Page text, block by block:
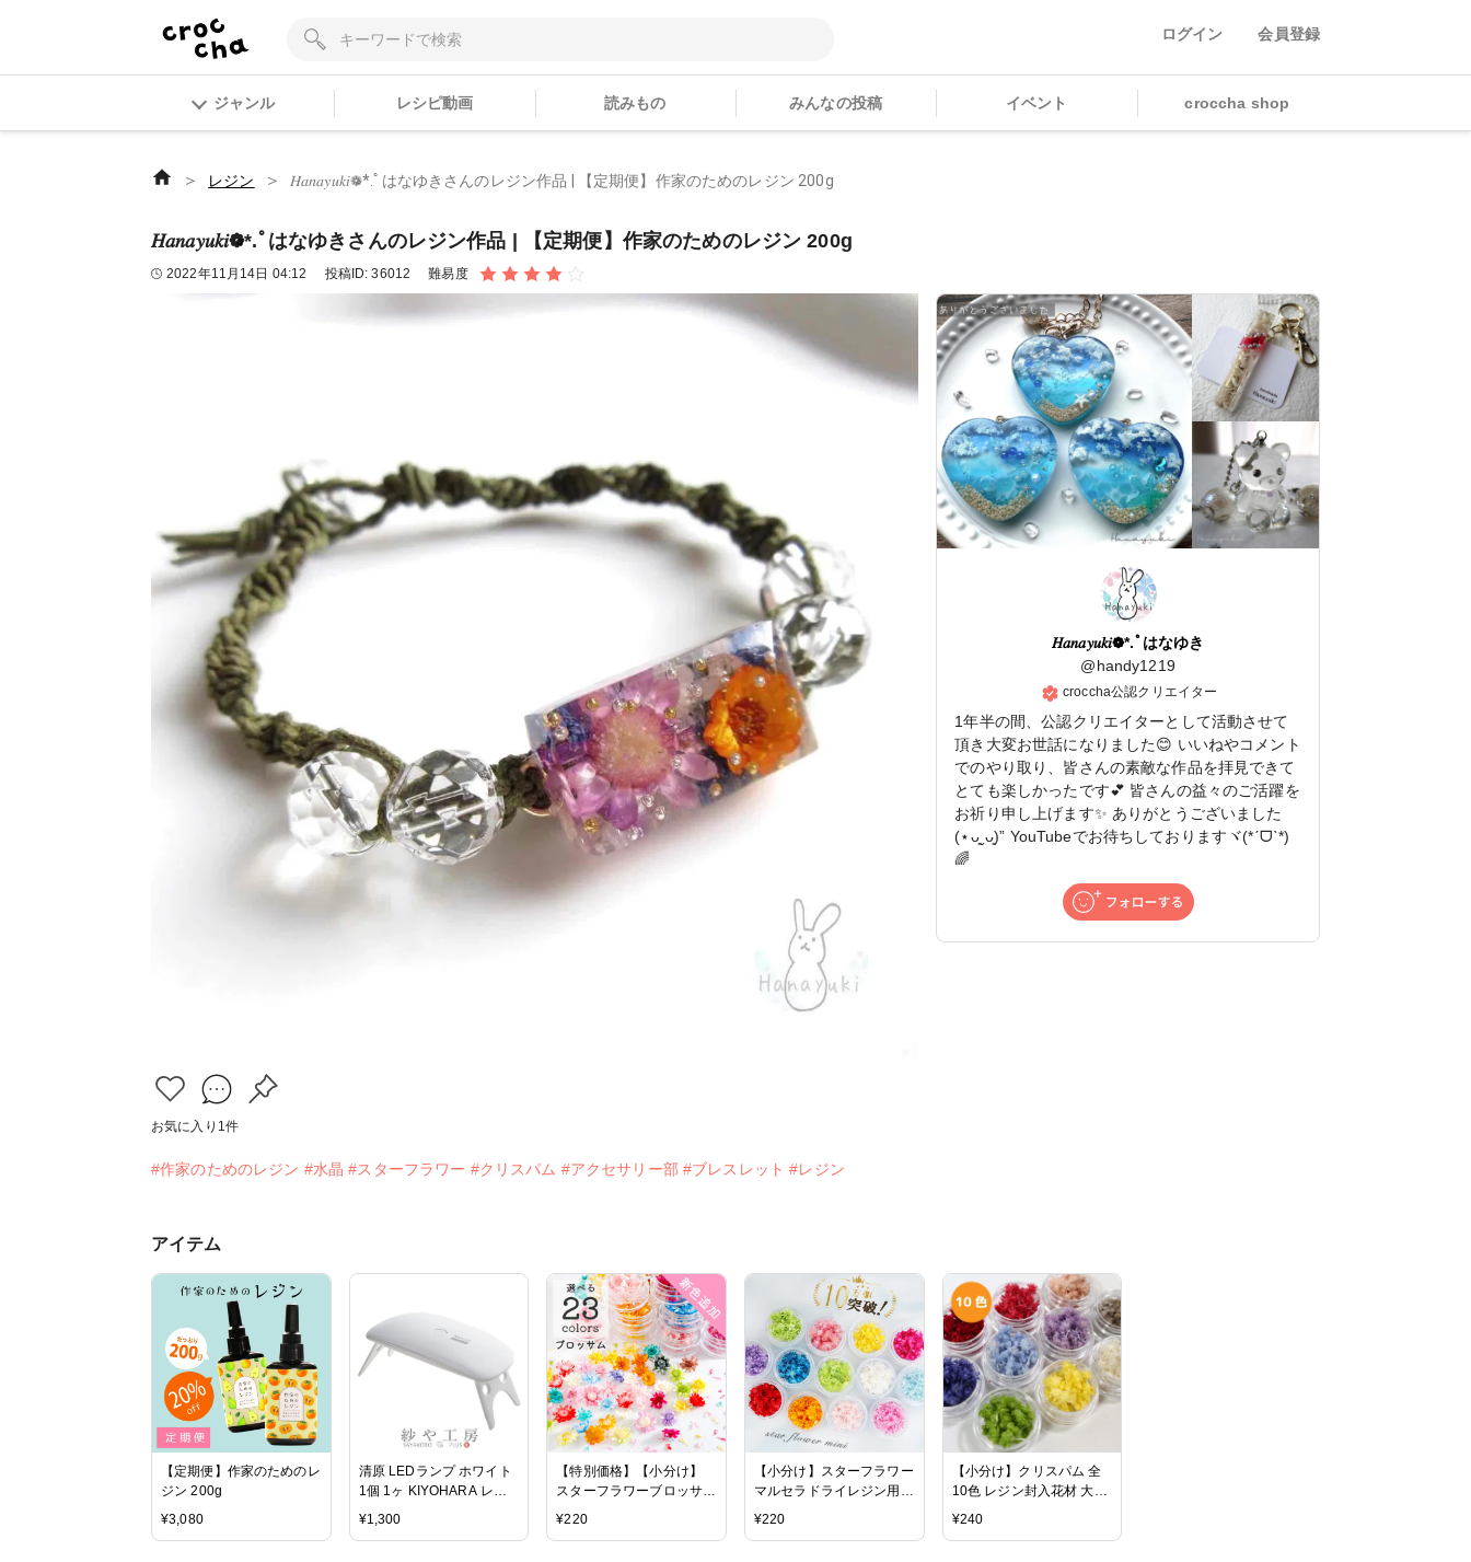
ログイン 会員登録
ジャンル レシピ動画 読みもの みんなの投稿 イベント croccha shop
＞ レジン ＞ 𝐻𝑎𝑛𝑎𝑦𝑢𝑘𝑖❁⃘*.ﾟはなゆきさんのレジン作品 | 【定期便】作家のためのレジン 200g
𝐻𝑎𝑛𝑎𝑦𝑢𝑘𝑖❁⃘*.ﾟはなゆきさんのレジン作品 | 【定期便】作家のためのレジン 200g
2022年11月14日 04:12 投稿ID:36012 難易度
お気に入り 1件
#作家のためのレジン #水晶 #スターフラワー #クリスパム #アクセサリー部 #ブレスレット #レジン
𝐻𝑎𝑛𝑎𝑦𝑢𝑘𝑖❁⃘*.ﾟはなゆき
@handy1219
croccha公認クリエイター
1年半の間、公認クリエイターとして活動させて
頂き大変お世話になりました😊 いいねやコメント
でのやり取り、皆さんの素敵な作品を拝見できて
とても楽しかったです💕 皆さんの益々のご活躍を
お祈り申し上げます✨ ありがとうございました
(⋆ᴗ͈ˬᴗ͈)” YouTubeでお待ちしておりますヾ(*ˊᗜˋ*)
🌈
アイテム
【定期便】作家のためのレ
ジン 200g
¥3,080
清原 LEDランプ ホワイト
1個 1ヶ KIYOHARA レジ
ンラボ レジン用品 UVレジ
ン LEDレジン レジン資材
¥1,300
【特別価格】【小分け】
スターフラワーブロッサム
レジン用花材 封入 小さい
¥220
【小分け】スターフラワー
マルセラドライレジン用花
材
¥220
【小分け】クリスパム 全
10色 レジン封入花材 大地
農園
¥240